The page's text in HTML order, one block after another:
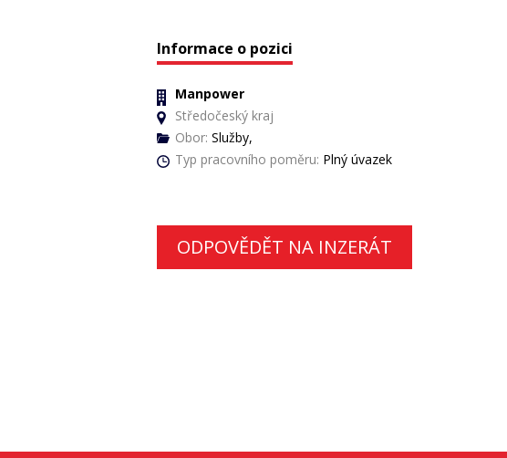
Informace o pozici
Manpower
Středočeský kraj
Obor: Služby,
Typ pracovního poměru: Plný úvazek
ODPOVĚDĚT NA INZERÁT